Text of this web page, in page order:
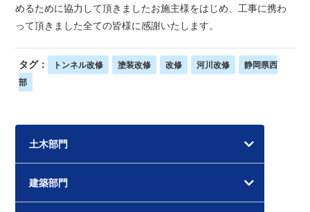
めるために協力して頂きましたお施主様をはじめ、工事に携わ
って頂きました全ての皆様に感謝いたします。
タグ： トンネル改修 塗装改修 改修 河川改修
静岡県西
部
土木部門
建築部門